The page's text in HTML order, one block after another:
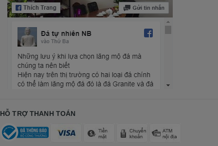
HỖ TRỢ THANH TOÁN